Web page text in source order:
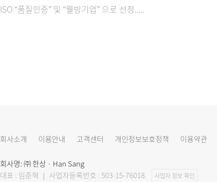
ISO “품질인증” 및 “웰빙기업” 으로 선정.....
회사소개 이용안내 고객센터 개인정보보호정책 이용약관
회사명: ㈜ 한상 · Han Sang
대표 : 임준혁 ｜ 사업자등록번호 : 503-15-76018.
사업자 정보 확인